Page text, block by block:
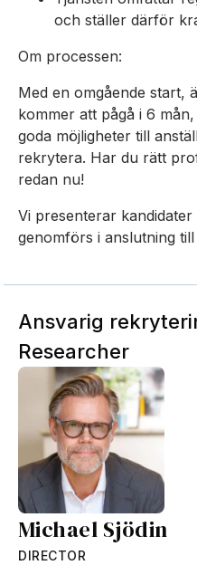
och ställer därför
Om processen:
Med en omgående start,
kommer att pågå i 6
goda möjligheter till
rekrytera. Har du rätt
redan nu!
Vi presenterar
genomförs i anslutning till
Ansvarig
Researcher
Michael Sjödin
DIRECTOR